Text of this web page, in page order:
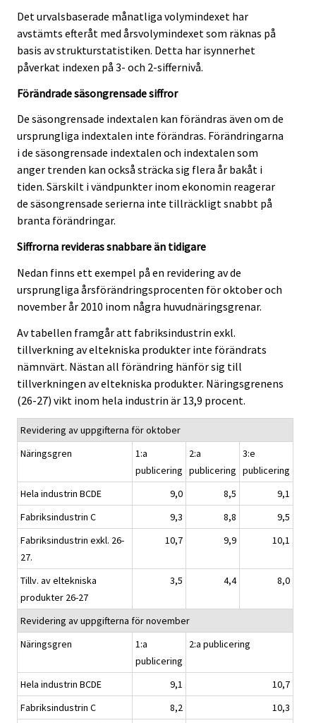
Det urvalsbaserade månatliga volymindexet har
avstämts efteråt med årsvolymindexet som räknas på
basis av strukturstatistiken. Detta har isynnerhet
påverkat indexen på 3- och 2-siffernivå.
Förändrade säsongrensade siffror
De säsongrensade indextalen kan förändras även om de
ursprungliga indextalen inte förändras. Förändringarna
i de säsongrensade indextalen och indextalen som
anger trenden kan också sträcka sig flera år bakåt i
tiden. Särskilt i vändpunkter inom ekonomin reagerar
de säsongrensade serierna inte tillräckligt snabbt på
branta förändringar.
Siffrorna revideras snabbare än tidigare
Nedan finns ett exempel på en revidering av de
ursprungliga årsförändringsprocenten för oktober och
november år 2010 inom några huvudnäringsgrenar.
Av tabellen framgår att fabriksindustrin exkl.
tillverkning av eltekniska produkter inte förändrats
nämnvärt. Nästan all förändring hänför sig till
tillverkningen av eltekniska produkter. Näringsgrenens
(26-27) vikt inom hela industrin är 13,9 procent.
Revidering av uppgifterna för oktober
Näringsgren
1:a
publicering
2:a
publicering
3:e
publicering
Hela industrin BCDE
9,0 8,5
9,1
Fabriksindustrin C
9,3 8,8
9,5
Fabriksindustrin exkl. 26-
27.
10,7 9,9 10,1
Tillv. av eltekniska
produkter 26-27
3,5 4,4 8,0
Revidering av uppgifterna för november
Näringsgren
1:a
publicering
2:a publicering
Hela industrin BCDE 9,1
10,7
Fabriksindustrin C
8,2
10,3